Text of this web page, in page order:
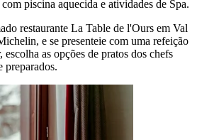
com piscina aquecida e atividades de Spa.
restaurante La Table de l'Ours em Val
e se presenteie com uma refeição
as opções de pratos dos chefs
preparados.